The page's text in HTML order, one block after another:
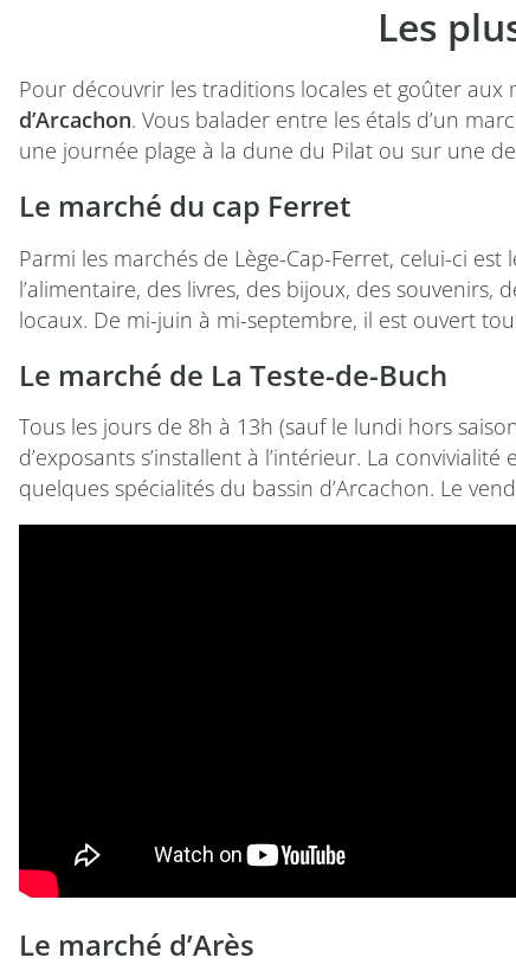
Les
Pour découvrir les traditions locales et goûter
d’Arcachon. Vous balader entre les étals d’un
une journée plage à la dune du Pilat ou sur une
Le marché du cap Ferret
Parmi les marchés de Lège-Cap-Ferret, celui-ci
l’alimentaire, des livres, des bijoux, des souvenirs,
locaux. De mi-juin à mi-septembre, il est ouvert
Le marché de La Teste-de-Buch
Tous les jours de 8h à 13h (sauf le lundi hors
d’exposants s’installent à l’intérieur. La
quelques spécialités du bassin d’Arcachon. Le
Le marché d’Arès